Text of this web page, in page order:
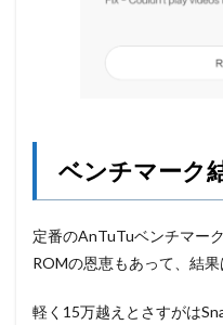
ベンチマーク
定番のAnTuTuベンチマー
ROMの恩恵もあって、結果
軽く15万越えとさすがは